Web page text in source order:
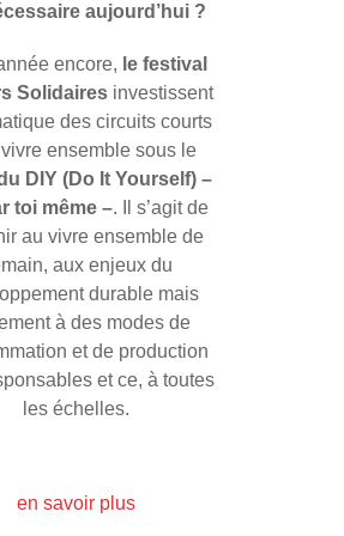
aujourd’hui ?
encore, le festival
Solidaires investissent
des circuits courts
ensemble sous le
DIY (Do It Yourself) –
toi même –. Il s’agit de
au vivre ensemble de
aux enjeux du
durable mais
à des modes de
et de production
et ce, à toutes
les échelles.
en savoir plus